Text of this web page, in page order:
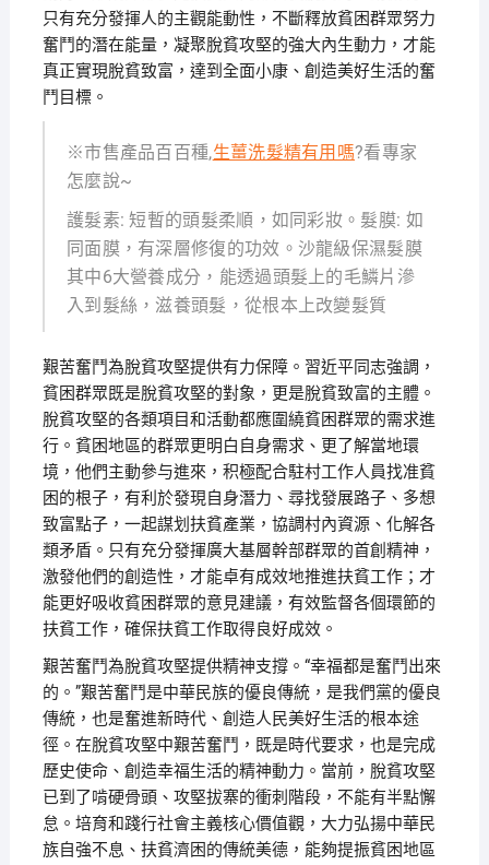
只有充分發揮人的主觀能動性，不斷釋放貧困群眾努力
奮鬥的潛在能量，凝聚脫貧攻堅的強大內生動力，才能
真正實現脫貧致富，達到全面小康、創造美好生活的奮
鬥目標。
※市售產品百百種,生薑洗髮精有用嗎?看專家
怎麼說~
護髮素: 短暫的頭髮柔順，如同彩妝。髮膜: 如
同面膜，有深層修復的功效。沙龍級保濕髮膜
其中6大營養成分，能透過頭髮上的毛鱗片滲
入到髮絲，滋養頭髮，從根本上改變髮質
艱苦奮鬥為脫貧攻堅提供有力保障。習近平同志強調，
貧困群眾既是脫貧攻堅的對象，更是脫貧致富的主體。
脫貧攻堅的各類項目和活動都應圍繞貧困群眾的需求進
行。貧困地區的群眾更明白自身需求、更了解當地環
境，他們主動參与進來，积極配合駐村工作人員找准貧
困的根子，有利於發現自身潛力、尋找發展路子、多想
致富點子，一起謀划扶貧產業，協調村內資源、化解各
類矛盾。只有充分發揮廣大基層幹部群眾的首創精神，
激發他們的創造性，才能卓有成效地推進扶貧工作；才
能更好吸收貧困群眾的意見建議，有效監督各個環節的
扶貧工作，確保扶貧工作取得良好成效。
艱苦奮鬥為脫貧攻堅提供精神支撐。“幸福都是奮鬥出來
的。”艱苦奮鬥是中華民族的優良傳統，是我們黨的優良
傳統，也是奮進新時代、創造人民美好生活的根本途
徑。在脫貧攻堅中艱苦奮鬥，既是時代要求，也是完成
歷史使命、創造幸福生活的精神動力。當前，脫貧攻堅
已到了啃硬骨頭、攻堅拔寨的衝刺階段，不能有半點懈
怠。培育和踐行社會主義核心價值觀，大力弘揚中華民
族自強不息、扶貧濟困的傳統美德，能夠提振貧困地區